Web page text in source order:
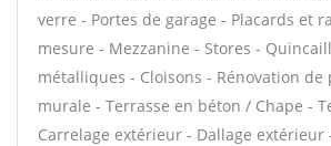
verre - Portes de garage - Placards et
mesure - Mezzanine - Stores -
métalliques - Cloisons - Rénovation de
murale - Terrasse en béton / Chape -
Carrelage extérieur - Dallage extérieur